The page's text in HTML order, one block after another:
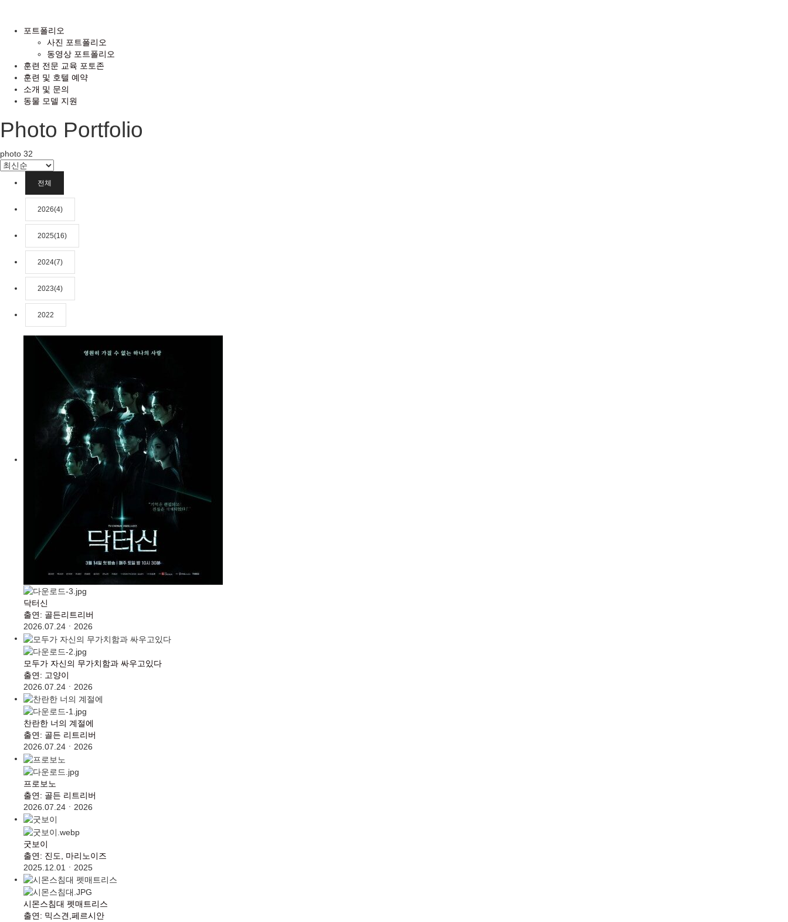
포트폴리오
사진 포트폴리오
동영상 포트폴리오
훈련 전문 교육 포토존
훈련 및 호텔 예약
소개 및 문의
동물 모델 지원
Photo Portfolio
photo 32
전체
2026(4)
2025(16)
2024(7)
2023(4)
2022
닥터신
출연: 골든리트리버
2026.07.24 ㆍ 2026
모두가 자신의 무가치함과 싸우고있다
출연: 고양이
2026.07.24 ㆍ 2026
찬란한 너의 계절에
출연: 골든 리트리버
2026.07.24 ㆍ 2026
프로보노
출연: 골든 리트리버
2026.07.24 ㆍ 2026
굿보이
출연: 진도, 마리노이즈
2025.12.01 ㆍ 2025
시몬스침대 펫매트리스
출연: 믹스견,페르시안